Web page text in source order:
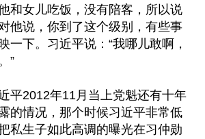
和女儿吃饭，没有陪客，所以说
他说，你到了这个级别，有些事
一下。习近平说：“我哪儿敢啊，
”
平2012年11月当上党魁还有十年
的情况，那个时候习近平非常低
私生子如此高调的曝光在习仲勋